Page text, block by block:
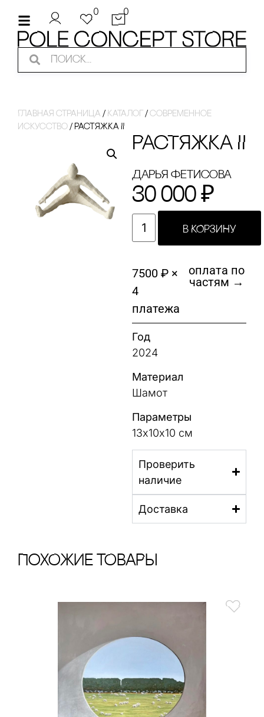
0 0
Главная страница / Каталог / современное
искусство / РАсТЯЖКА II
РАсТЯЖКА II
Дарья Фетисова
30 000 ₽
В КОРЗИНУ
7500 ₽ ×
4
платежа
оплата по
частям →
Год
2024
Материал
Шамот
Параметры
13х10х10 см
Проверить
наличие
Доставка
ПохОжИе тОваРы